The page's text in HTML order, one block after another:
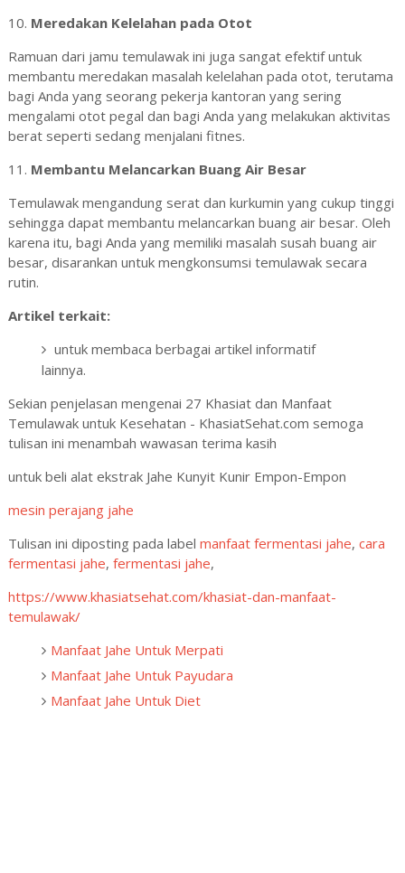
10. Meredakan Kelelahan pada Otot
Ramuan dari jamu temulawak ini juga sangat efektif untuk
membantu meredakan masalah kelelahan pada otot, terutama
bagi Anda yang seorang pekerja kantoran yang sering
mengalami otot pegal dan bagi Anda yang melakukan aktivitas
berat seperti sedang menjalani fitnes.
11. Membantu Melancarkan Buang Air Besar
Temulawak mengandung serat dan kurkumin yang cukup tinggi
sehingga dapat membantu melancarkan buang air besar. Oleh
karena itu, bagi Anda yang memiliki masalah susah buang air
besar, disarankan untuk mengkonsumsi temulawak secara
rutin.
Artikel terkait:
untuk membaca berbagai artikel informatif
lainnya.
Sekian penjelasan mengenai 27 Khasiat dan Manfaat
Temulawak untuk Kesehatan - KhasiatSehat.com semoga
tulisan ini menambah wawasan terima kasih
untuk beli alat ekstrak Jahe Kunyit Kunir Empon-Empon
mesin perajang jahe
Tulisan ini diposting pada label manfaat fermentasi jahe, cara
fermentasi jahe, fermentasi jahe,
https://www.khasiatsehat.com/khasiat-dan-manfaat-
temulawak/
Manfaat Jahe Untuk Merpati
Manfaat Jahe Untuk Payudara
Manfaat Jahe Untuk Diet